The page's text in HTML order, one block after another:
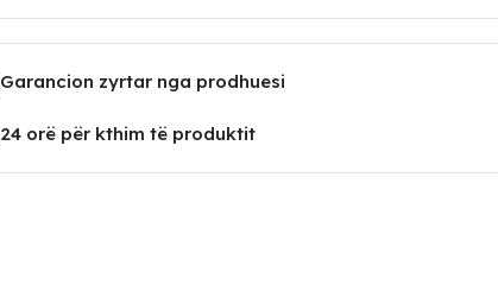
Garancion zyrtar nga prodhuesi
24 orë për kthim të produktit